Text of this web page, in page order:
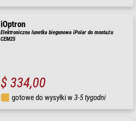
iOptron
Elektroniczna lunetka biegunowa iPolar do montażu
CEM25
$ 334,00
gotowe do wysyłki w3-5 tygodni